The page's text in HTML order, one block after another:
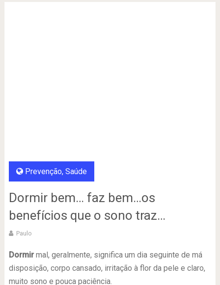
Prevenção, Saúde
Dormir bem… faz bem…os
benefícios que o sono traz…
Paulo
Dormirmal, geralmente, significa um dia seguinte de má
disposição, corpo cansado, irritação à flor da pele e claro,
muito sono e pouca paciência.